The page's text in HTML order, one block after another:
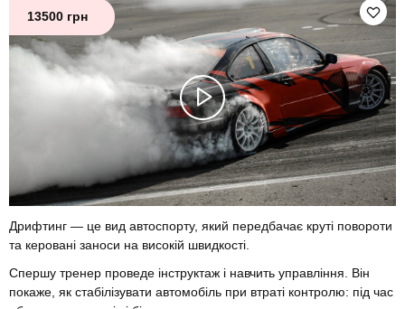
13500 грн
Дрифтинг — це вид автоспорту, який передбачає круті повороти
та керовані заноси на високій швидкості.
Спершу тренер проведе інструктаж і навчить управління. Він
покаже, як стабілізувати автомобіль при втраті контролю: під час